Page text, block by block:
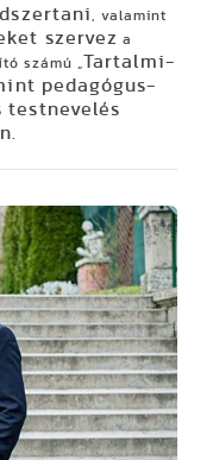
, valamint
szervez a
számú „ Tartalmi-
pedagógus-
testnevelés